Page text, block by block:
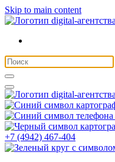
Skip to main content
+7 (4942) 467-404